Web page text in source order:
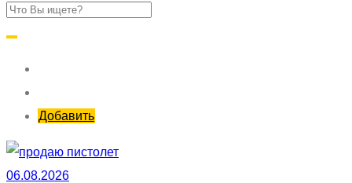
Добавить
06.08.2026